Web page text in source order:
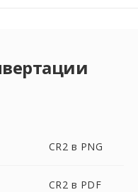
CR2 в PNG
CR2 в PDF